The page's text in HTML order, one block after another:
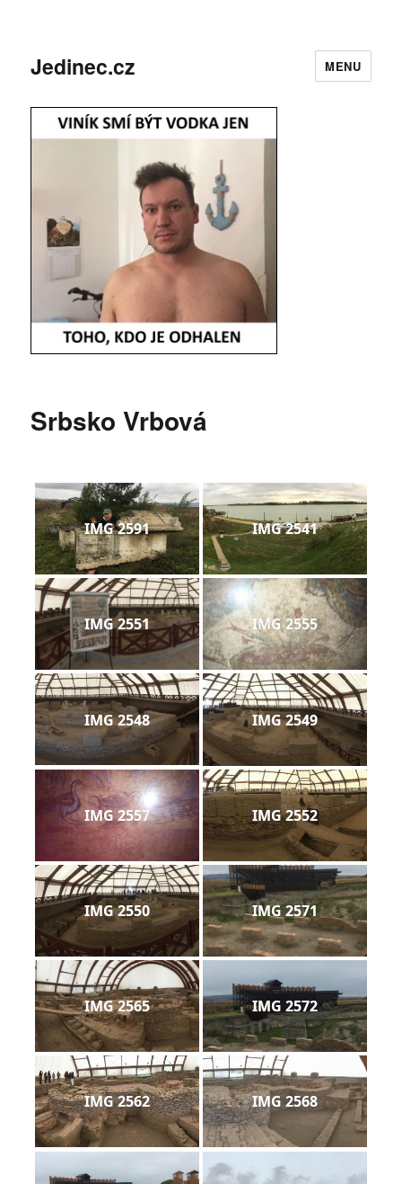
Jedinec.cz MENU
Srbsko Vrbová
IMG 2591 IMG 2541
IMG 2551 IMG 2555
IMG 2548 IMG 2549
IMG 2557 IMG 2552
IMG 2550 IMG 2571
IMG 2565 IMG 2572
IMG 2562 IMG 2568